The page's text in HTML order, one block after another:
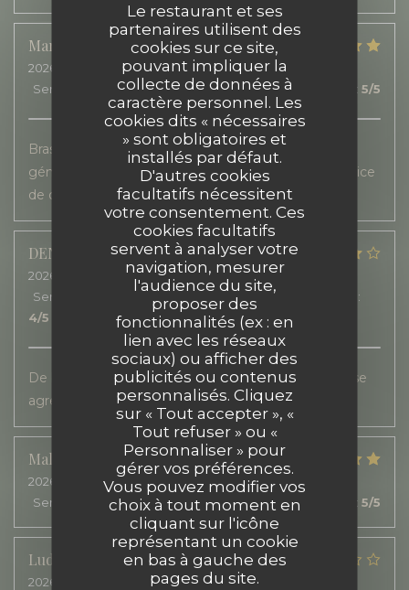
Le restaurant et ses
partenaires utilisent des
cookies sur ce site,
pouvant impliquer la
collecte de données à
caractère personnel. Les
cookies dits « nécessaires
» sont obligatoires et
installés par défaut.
D'autres cookies
facultatifs nécessitent
votre consentement. Ces
cookies facultatifs
servent à analyser votre
navigation, mesurer
l'audience du site,
proposer des
fonctionnalités (ex : en
lien avec les réseaux
sociaux) ou afficher des
publicités ou contenus
personnalisés. Cliquez
sur « Tout accepter », «
Tout refuser » ou «
Personnaliser » pour
gérer vos préférences.
Vous pouvez modifier vos
choix à tout moment en
cliquant sur l'icône
représentant un cookie
en bas à gauche des
pages du site.
Marie
2026-07-20
- 12:30 - Couverts 1
Service
Ambiance: 5/5 Cuisine : 5/5 Qualité / Prix : 5/5
Brasserie très agréable. Grande terrasse. Cuisine
généreuse, gourmande et de saison Accueil et service
de qualité.
DENIS
2026-07-20
- 12:00 - Couverts 2
Service
Cuisine /5
:
4/5
De bonne saveurs. Un service rapide, sur une terrasse
agréable.
Malorie
2026-07-22
- 12:30 - Couverts 2
Service
Ambiance:5 /5 Cuisine:5/5 Qualité / Prix : 5/5
Ludivine
2026-07-21
- 12:30 - Couverts 7